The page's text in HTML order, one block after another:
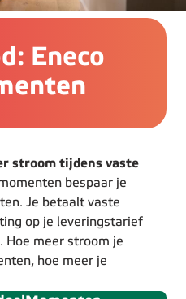
Eneco
stroom tijdens vaste
bespaar je
Je betaalt vaste
op je leveringstarief
Hoe meer stroom je
hoe meer je